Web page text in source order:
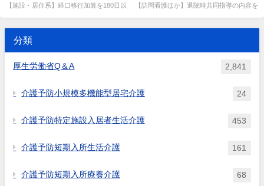
などに一定期間を要する場合が
挙げられているが、「一定期
しているのか。
して取り扱うのか。
43号）において規定する専門課
が、今回の訪問看護と小規模多
該当するのか。
続して栄養管理が必要な者は引
き続き算定可能とあるが、その
か。
【施設・居住系】経口移行加算を180日以
間中に限り算定可能。出典...
の内容を電話で伝達してもよい
のか。
【訪問看護ほか】退院時共同指導の内容を
分類
厚生労働省Q＆A 2,841
介護予防小規模多機能型居宅介護 24
介護予防特定施設入居者生活介護 453
介護予防短期入所生活介護 161
介護予防短期入所療養介護 68